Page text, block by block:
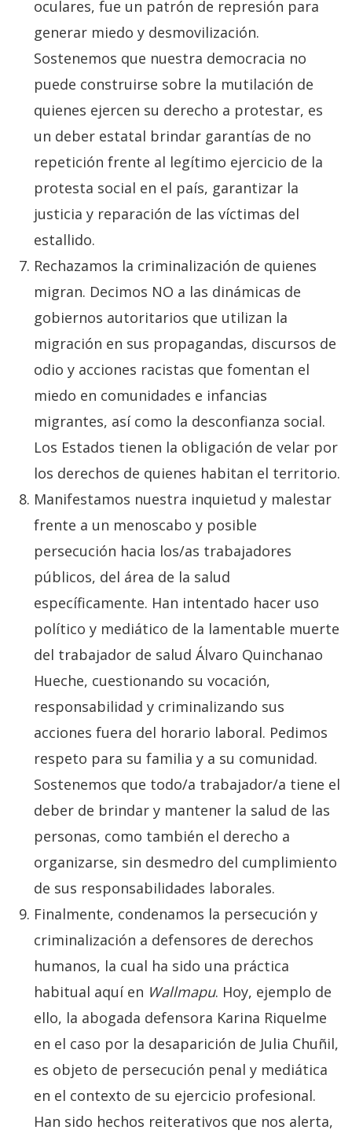
oculares, fue un patrón de represión para
generar miedo y desmovilización.
Sostenemos que nuestra democracia no
puede construirse sobre la mutilación de
quienes ejercen su derecho a protestar, es
un deber estatal brindar garantías de no
repetición frente al legítimo ejercicio de la
protesta social en el país, garantizar la
justicia y reparación de las víctimas del
estallido.
Rechazamos la criminalización de quienes
migran. Decimos NO a las dinámicas de
gobiernos autoritarios que utilizan la
migración en sus propagandas, discursos de
odio y acciones racistas que fomentan el
miedo en comunidades e infancias
migrantes, así como la desconfianza social.
Los Estados tienen la obligación de velar por
los derechos de quienes habitan el territorio.
Manifestamos nuestra inquietud y malestar
frente a un menoscabo y posible
persecución hacia los/as trabajadores
públicos, del área de la salud
específicamente. Han intentado hacer uso
político y mediático de la lamentable muerte
del trabajador de salud Álvaro Quinchanao
Hueche, cuestionando su vocación,
responsabilidad y criminalizando sus
acciones fuera del horario laboral. Pedimos
respeto para su familia y a su comunidad.
Sostenemos que todo/a trabajador/a tiene el
deber de brindar y mantener la salud de las
personas, como también el derecho a
organizarse, sin desmedro del cumplimiento
de sus responsabilidades laborales.
Finalmente, condenamos la persecución y
criminalización a defensores de derechos
humanos, la cual ha sido una práctica
habitual aquí en Wallmapu. Hoy, ejemplo de
ello, la abogada defensora Karina Riquelme
en el caso por la desaparición de Julia Chuñil,
es objeto de persecución penal y mediática
en el contexto de su ejercicio profesional.
Han sido hechos reiterativos que nos alerta,